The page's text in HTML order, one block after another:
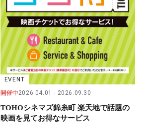
EVENT
開催中2026.04.01 2026.09.30
TOHOシネマズ錦糸町 楽天地で話題の
映画を見てお得なサービス